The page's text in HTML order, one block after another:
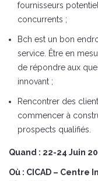
fournisseurs
concurrents ;
Bch est un bon
service. Être en
de répondre aux
innovant ;
Rencontrer des
commencer à
prospects qualifiés.
Quand : 22-24 Juin
Où : CICAD –